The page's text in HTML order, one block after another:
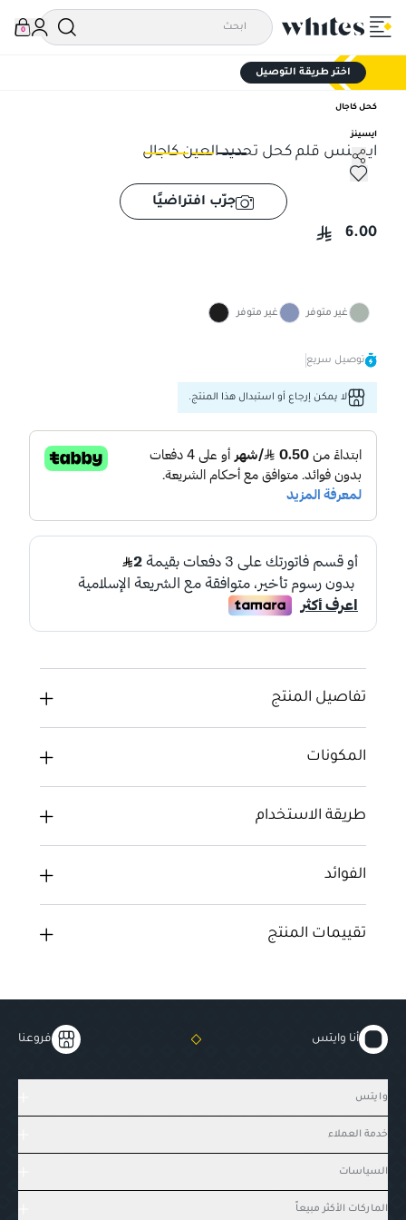
0
اختر طريقة التوصيل
كحل كاجال
ايسينز
ايسنس قلم كحل تحديد العين كاجال
ايسنس قلم كحل تحديد العين كاجال
جرّب افتراضيًا
6.00
غير متوفر غير متوفر
توصيل سريع
لا يمكن إرجاع أو استبدال هذا المنتج.
تفاصيل المنتج
المكونات
طريقة الاستخدام
الفوائد
تقييمات المنتج
أنا وايتس فروعنا
وايتس
خدمة العملاء
السياسات
الماركات الأكثر مبيعاً